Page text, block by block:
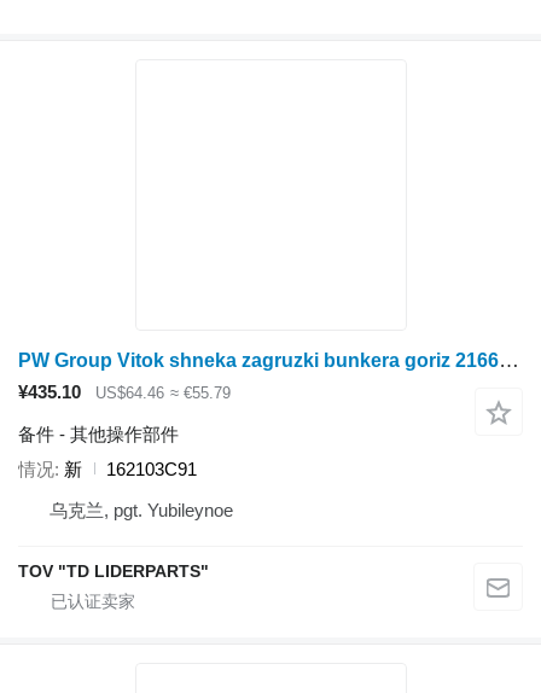
PW Group Vitok shneka zagruzki bunkera goriz 2166 162103C91
¥435.10 US$64.46 ≈ €55.79
备件 - 其他操作部件
情况 新
162103C91
乌克兰, pgt. Yubileynoe
TOV "TD LIDERPARTS"